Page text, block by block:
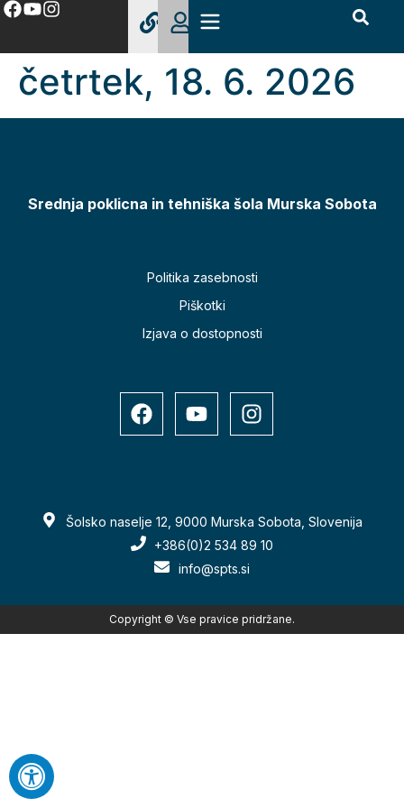
četrtek, 18. 6. 2026
Srednja poklicna in tehniška šola Murska Sobota
Politika zasebnosti
Piškotki
Izjava o dostopnosti
Šolsko naselje 12, 9000 Murska Sobota, Slovenija
+386(0)2 534 89 10
info@spts.si
Copyright © Vse pravice pridržane.